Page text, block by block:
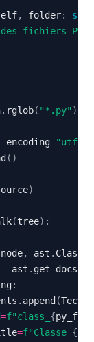
, folder: str
fichiers
. rglob( "*.py" )
encoding="utf-8"
( )
)
(tree) :
node, ast .
= ast .
:
. append (
=f"class_ {py_file
=f"Classe {